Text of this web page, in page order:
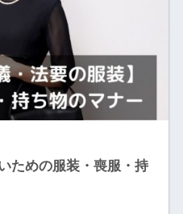
ための服装・喪服・持